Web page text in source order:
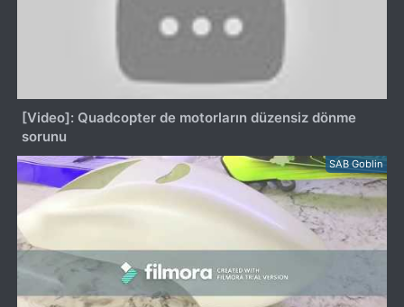
[Video]: Quadcopter de motorların düzensiz dönme
sorunu
SAB Goblin